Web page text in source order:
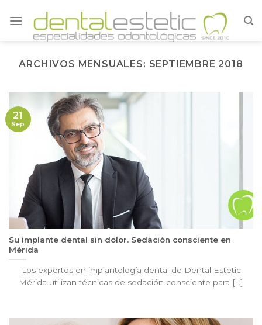
content
ARCHIVOS MENSUALES: SEPTIEMBRE 2018
Su implante dental sin dolor. Sedación consciente en
Mérida
Los expertos en implantología dental de Dental Estetic
Mérida utilizan técnicas de sedación consciente para [...]
21
Sep